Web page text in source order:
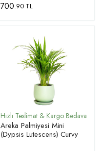
700.90 TL
Areka Palmiyesi Mini
(Dypsis Lutescens) Curvy